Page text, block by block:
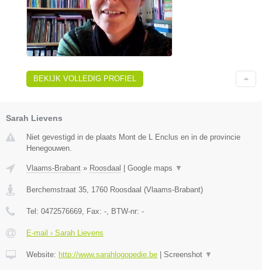
BEKIJK VOLLEDIG PROFIEL
Sarah Lievens
Niet gevestigd in de plaats Mont de L Enclus en in de provincie
Henegouwen.
Vlaams-Brabant » Roosdaal Google maps ▼
Berchemstraat 35 1760 Roosdaal (Vlaams-Brabant)
Tel: 0472576669 , Fax: - , BTW-nr: -
E-mail › Sarah Lievens
Website: http://www.sarahlogopedie.be Screenshot ▼